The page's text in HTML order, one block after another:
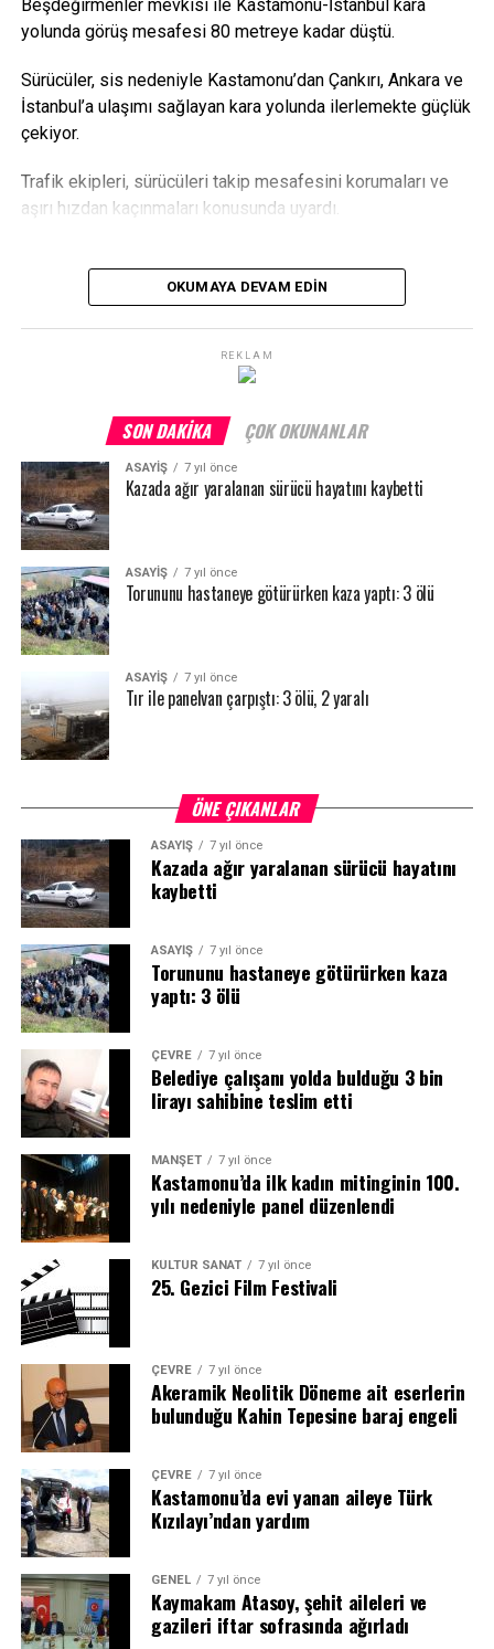
Beşdeğirmenler mevkisi ile Kastamonu-İstanbul kara
yolunda görüş mesafesi 80 metreye kadar düştü.
Sürücüler, sis nedeniyle Kastamonu’dan Çankırı, Ankara ve
İstanbul’a ulaşımı sağlayan kara yolunda ilerlemekte güçlük
çekiyor.
Trafik ekipleri, sürücüleri takip mesafesini korumaları ve
aşırı hızdan kaçınmaları konusunda uyardı.
OKUMAYA DEVAM EDIN
REKLAM
SON DAKIKA ÇOK OKUNANLAR
ASAYİŞ 7 yıl önce
Kazada ağır yaralanan sürücü hayatını kaybetti
ASAYİŞ 7 yıl önce
Torununu hastaneye götürürken kaza yaptı: 3 ölü
ASAYİŞ 7 yıl önce
Tır ile panelvan çarpıştı: 3 ölü, 2 yaralı
ÖNE ÇIKANLAR
ASAYİŞ 7 yıl önce
Kazada ağır yaralanan sürücü hayatını
kaybetti
ASAYİŞ 7 yıl önce
Torununu hastaneye götürürken kaza
yaptı: 3 ölü
ÇEVRE 7 yıl önce
Belediye çalışanı yolda bulduğu 3 bin
lirayı sahibine teslim etti
MANŞET 7 yıl önce
Kastamonu’da ilk kadın mitinginin 100.
yılı nedeniyle panel düzenlendi
KÜLTÜR SANAT 7 yıl önce
25. Gezici Film Festivali
ÇEVRE 7 yıl önce
Akeramik Neolitik Döneme ait eserlerin
bulunduğu Kahin Tepesine baraj engeli
ÇEVRE 7 yıl önce
Kastamonu’da evi yanan aileye Türk
Kızılayı’ndan yardım
GENEL 7 yıl önce
Kaymakam Atasoy, şehit aileleri ve
gazileri iftar sofrasında ağırladı